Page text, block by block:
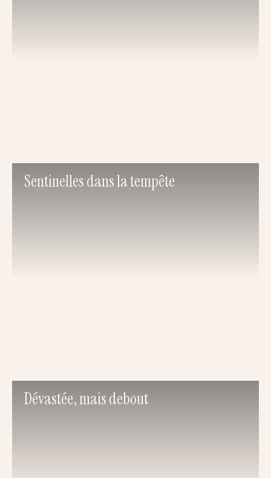
Sentinelles dans la tempête
Dévastée, mais debout